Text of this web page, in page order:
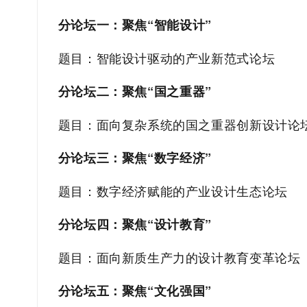
分论坛一：聚焦“智能设计”
题目：智能设计驱动的产业新范式论坛
分论坛二：聚焦“国之重器”
题目：面向复杂系统的国之重器创新设计论
分论坛三：聚焦“数字经济”
题目：数字经济赋能的产业设计生态论坛
分论坛四：聚焦“设计教育”
题目：面向新质生产力的设计教育变革论坛
分论坛五：聚焦“文化强国”